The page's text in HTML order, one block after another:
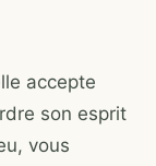
accepte
son esprit
vous